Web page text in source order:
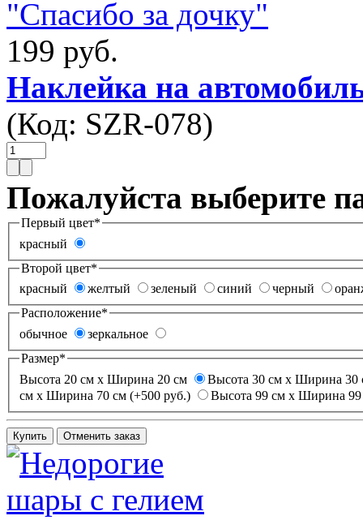
199 руб.
Наклейка на
(Код: SZR-078)
Пожалуйста выберите
Первый цвет*
красный
Второй цвет*
красный
желтый зеленый синий черный
Расположение*
обычное
зеркальное
Размер*
Высота 20 см х Ширина 20 см
Высота 30 см х Ширина 30
см х Ширина 70 см (+500 руб.)
Высота 99 см х Ширина